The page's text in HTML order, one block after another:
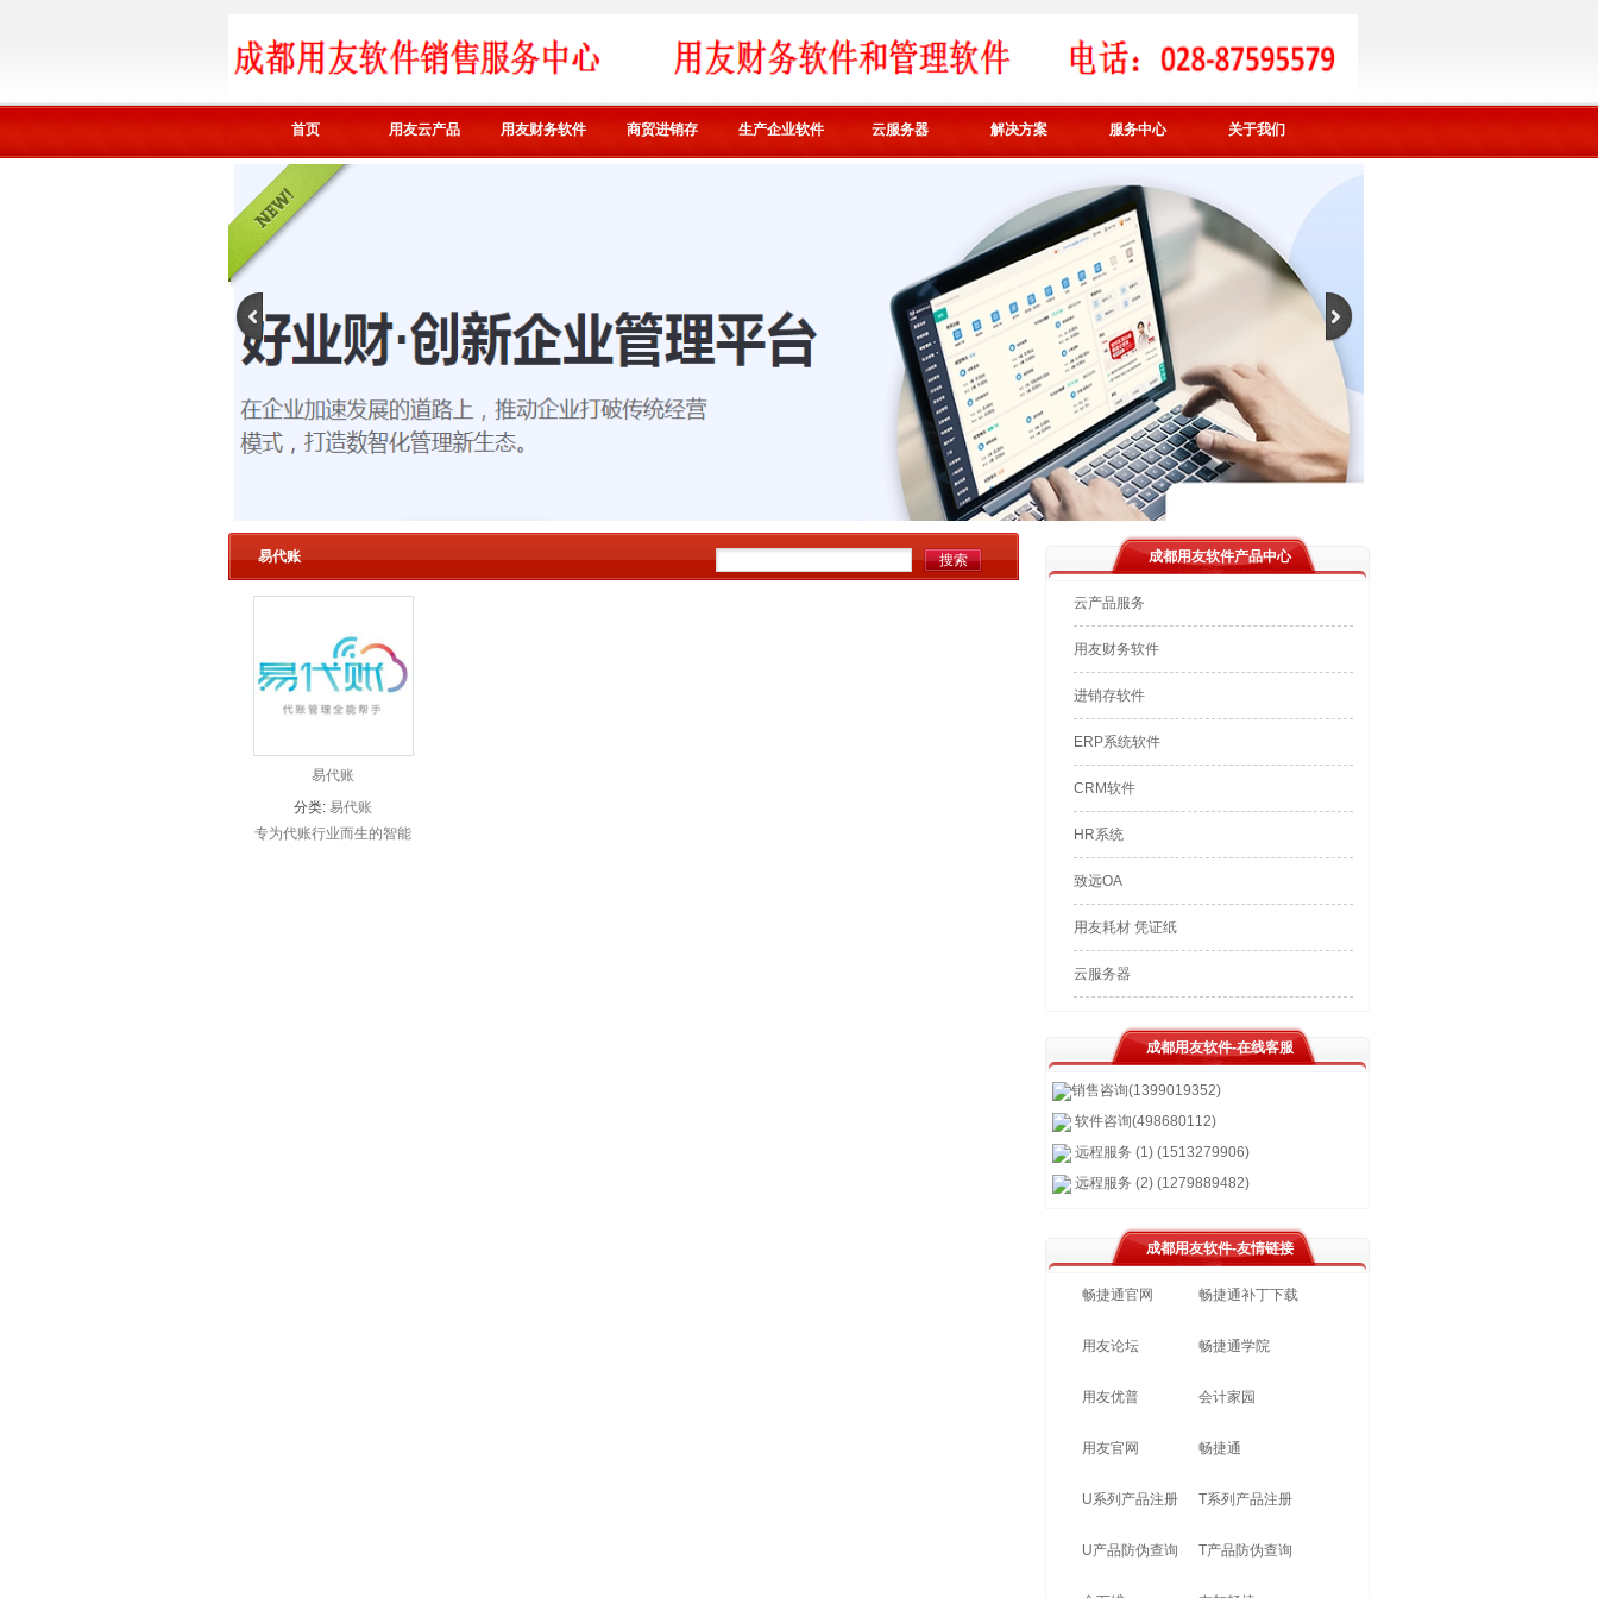
首页 用友云产品 用友财务软件 商贸进销存 生产企业软件 云服务器 解决方案 服务中心 关于我们
好业财
易代账
易代账
分类: 易代账
专为代账行业而生的智能
成都用友软件产品中心
云产品服务
用友财务软件
进销存软件
ERP系统软件
CRM软件
HR系统
致远OA
用友耗材 凭证纸
云服务器
成都用友软件-在线客服
销售咨询(1399019352)
软件咨询(498680112)
远程服务 (1) (1513279906)
远程服务 (2) (1279889482)
成都用友软件-友情链接
畅捷通官网 畅捷通补丁下载
用友论坛 畅捷通学院
用友优普 会计家园
用友官网 畅捷通
U系列产品注册 T系列产品注册
U产品防伪查询 T产品防伪查询